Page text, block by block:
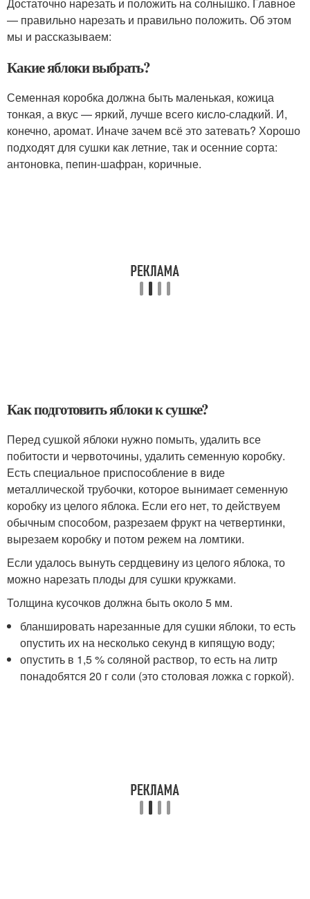
— правильно нарезать и правильно положить. Об этом
мы и рассказываем:
Какие яблоки выбрать?
Семенная коробка должна быть маленькая, кожица
тонкая, а вкус — яркий, лучше всего кисло-сладкий. И,
конечно, аромат. Иначе зачем всё это затевать? Хорошо
подходят для сушки как летние, так и осенние сорта:
антоновка, пепин-шафран, коричные.
Как подготовить яблоки к сушке?
Перед сушкой яблоки нужно помыть, удалить все
побитости и червоточины, удалить семенную коробку.
Есть специальное приспособление в виде
металлической трубочки, которое вынимает семенную
коробку из целого яблока. Если его нет, то действуем
обычным способом, разрезаем фрукт на четвертинки,
вырезаем коробку и потом режем на ломтики.
Если удалось вынуть сердцевину из целого яблока, то
можно нарезать плоды для сушки кружками.
Толщина кусочков должна быть около 5 мм.
бланшировать нарезанные для сушки яблоки, то есть
опустить их на несколько секунд в кипящую воду;
опустить в 1,5 % соляной раствор, то есть на литр
понадобятся 20 г соли (это столовая ложка с горкой).